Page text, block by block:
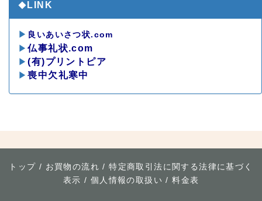
◆ LINK
▶ 良いあいさつ状.com
▶仏事礼状.com
▶(有)プリントピア
▶喪中欠礼寒中
トップ / お買物の流れ /特定商取引法に関する法律に基づく
表示 / 個人情報の取扱い /料金表